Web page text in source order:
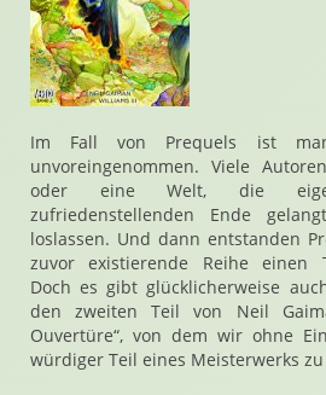
Im Fall von Prequels ist
unvoreingenommen. Viele
oder eine Welt, die
zufriedenstellenden Ende
loslassen. Und dann entstanden
zuvor existierende Reihe einen
Doch es gibt glücklicherweise
den zweiten Teil von Neil
Ouvertüre“, von dem wir ohne
würdiger Teil eines Meisterwerks